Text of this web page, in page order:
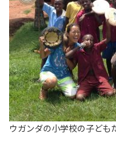
ウガンダの小学校の子ども